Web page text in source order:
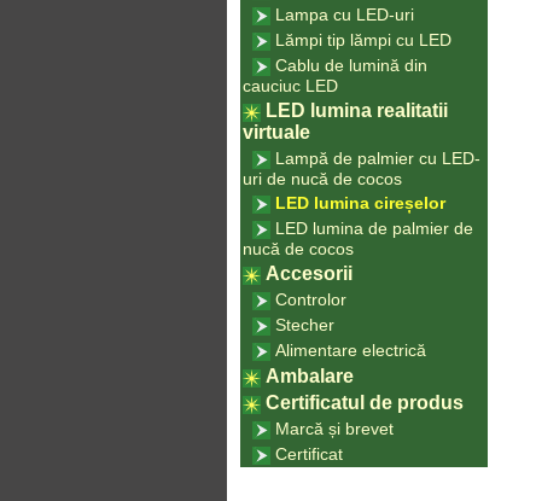
Lampa cu LED-uri
Lămpi tip lămpi cu LED
Cablu de lumină din
cauciuc LED
LED lumina realitatii
virtuale
Lampă de palmier cu LED-
uri de nucă de cocos
LED lumina cireșelor
LED lumina de palmier de
nucă de cocos
Accesorii
Controlor
Stecher
Alimentare electrică
Ambalare
Certificatul de produs
Marcă și brevet
Certificat